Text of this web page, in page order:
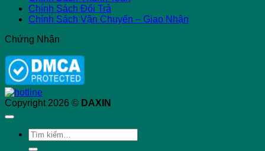
Chính Sách Đổi Trả
Chính Sách Vận Chuyển – Giao Nhận
Chứng Nhận
Copyright 2026 © DAXIN
Tìm
kiếm: